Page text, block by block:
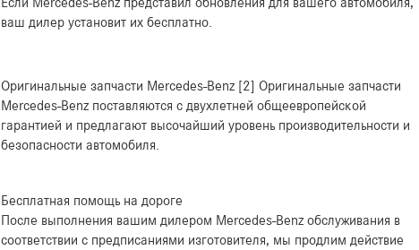
ваш дилер установит их бесплатно.
Оригинальные запчасти Mercedes-Benz [2] Оригинальные запчасти
Mercedes-Benz поставляются с двухлетней общеевропейской
гарантией и предлагают высочайший уровень производительности и
безопасности автомобиля.
Бесплатная помощь на дороге
После выполнения вашим дилером Mercedes-Benz обслуживания в
соответствии с предписаниями изготовителя, мы продлим действие